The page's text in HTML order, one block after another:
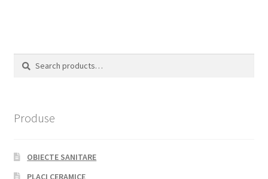
Search
Search
Produse
OBIECTE SANITARE
PLACI CERAMICE